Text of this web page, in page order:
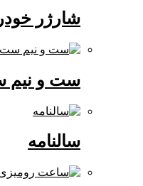
شارژر خودرویی
ست و نیم ست هدیه